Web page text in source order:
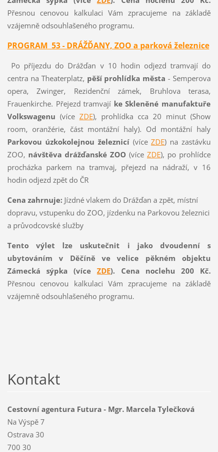
Přesnou cenovou kalkulaci Vám zpracujeme na základě
vzájemně odsouhlašeného programu.
PROGRAM 53 - DRÁŽĎANY, ZOO a parková železnice
Po příjezdu do Drážďan v 10 hodin odjezd tramvají do
centra na Theaterplatz, pěší prohlídka města - Semperova
opera, Zwinger, Rezidenční zámek, Bruhlova terasa,
Frauenkirche. Přejezd tramvají ke Skleněné manufaktuře
Volkswagenu (více ZDE), prohlídka cca 20 minut (Show
room, oranžérie, část montážní haly). Od montážní haly
Parkovou úzkokolejnou železnicí(víceZDE) na zastávku
ZOO, návštěva drážďanské ZOO (víceZDE), po prohlídce
procházka parkem na tramvaj, přejezd na nádraží, v 16
hodin odjezd zpět do ČR
Cena zahrnuje:Jízdné vlakem do Drážďan a zpět, místní
dopravu, vstupenku do ZOO, jízdenku na Parkovou železnici
a průvodcovské služby
Tento výlet lze uskutečnit i jako dvoudenní s
ubytováním v Děčíně ve velice pěkném objektu
Zámecká sýpka (víceZDE). Cena noclehu 200 Kč.
Přesnou cenovou kalkulaci Vám zpracujeme na základě
vzájemně odsouhlašeného programu.
Kontakt
Cestovní agentura Futura - Mgr. Marcela Tylečková
Na Výspě 7
Ostrava 30
700 30